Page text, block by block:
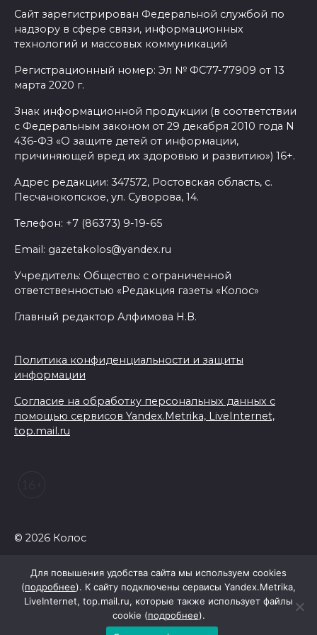
Ростовской области перешли
в чаты в мессенджере MAX
пропала 17-летняя девушка
05 августа 2026 19:03
Кондиционеры создают
перегрузку: ростовчан
отключения электроэнергии
05 августа 2026 18:37
Зарядка со стражем порядка
05 августа 2026 18:35
Молодые инженеры
05 августа 2026 18:32
По пути к большой трассе
05 августа 2026 18:29
Подготовка к школе
Сайт зарегистрирован Федеральной службой по
надзору в сфере связи, информационных
технологий и массовых коммуникаций
Регистрационный номер: Эл № ФС77-77909 от 13
марта 2020 г.
Знак информационной продукции (в соответствии
с Федеральным законом от 29 декабря 2010 года N
436-ФЗ «О защите детей от информации,
причиняющей вред их здоровью и развитию») 16+.
Адрес редакции: 347572, Ростовская область, с.
Песчанокопское, ул. Суворова, 14.
Телефон: +7 (86373) 9-19-65
Email: gazetakolos@yandex.ru
Учредитель: Общество с ограниченной
ответственностью «Редакция газеты «Колос»
Главный редактор Алфимова Н.В.
Политика конфиденциальности и защиты
информации
Согласие на обработку персональных данных с
помощью сервисов Yandex.Metrika, LiveInternet,
top.mail.ru
© 2026 Колос
Для повышения удобства сайта мы используем cookies
(подробнее). К сайту подключены сервисы Yandex.Metrika,
LiveInternet, top.mail.ru, которые также использует файлы
cookie (подробнее).